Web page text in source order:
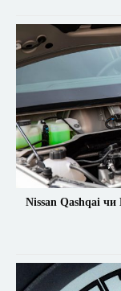
Nissan Qashqai